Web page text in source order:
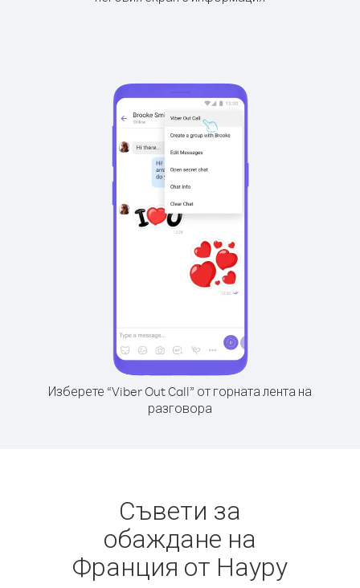
Изберете “Viber Out Call” от горната лента на
разговора
Съвети за
обаждане на
Франция от Науру